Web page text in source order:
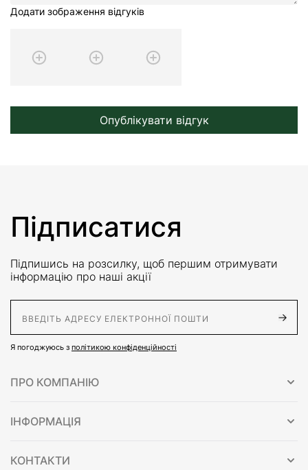
Додати зображення відгуків
Опублікувати відгук
Підписатися
Підпишись на розсилку, щоб першим отримувати
інформацію про наші акції
Я погоджуюсь з політикою конфіденційності
ПРО КОМПАНІЮ
ІНФОРМАЦІЯ
КОНТАКТИ